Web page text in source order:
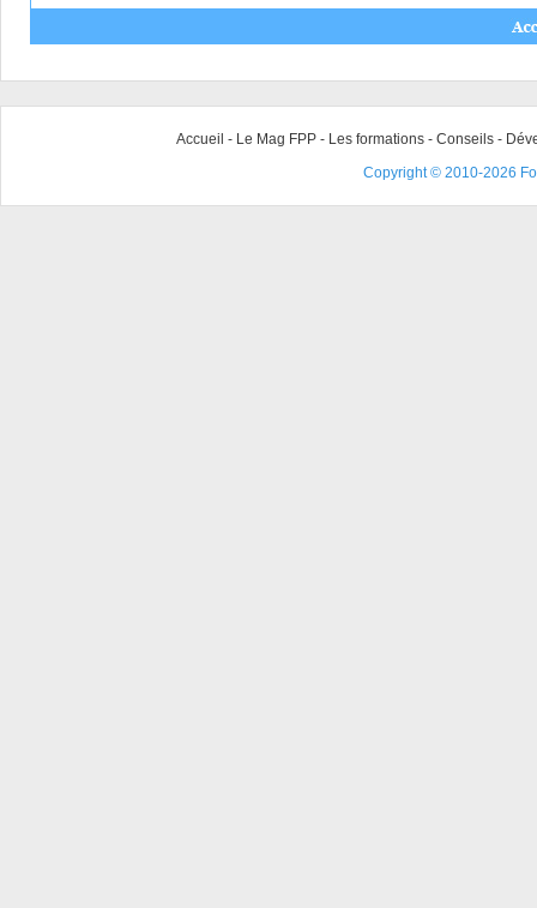
Accueil - Le Mag FPP - Les formations - Conseils -
Copyright © 2010-2026